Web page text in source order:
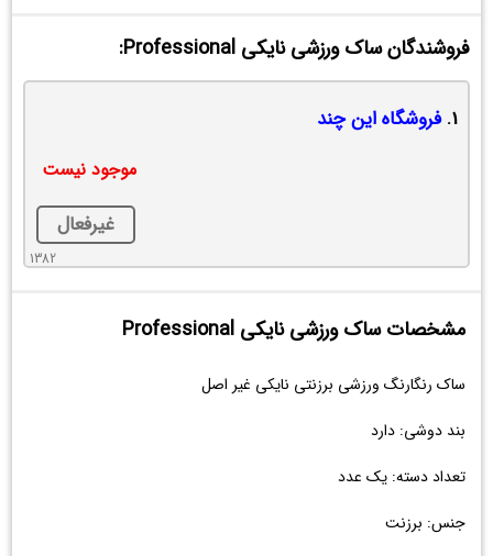
فروشندگان ساک ورزشی نایکی Professional:
1. فروشگاه این چند
موجود نیست
غیرفعال
1382
مشخصات ساک ورزشی نایکی Professional
ساک رنگارنگ ورزشی برزنتی نایکی غیر اصل
بند دوشی: دارد
تعداد دسته: یک عدد
جنس: برزنت